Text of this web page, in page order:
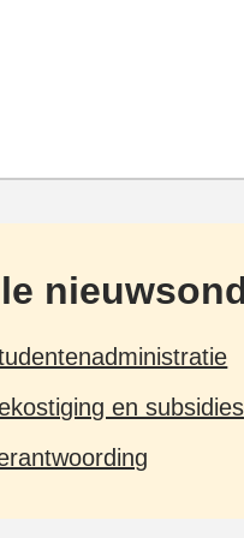
en subsidies